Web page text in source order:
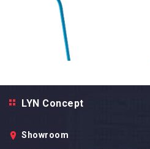
LYN Concept
Showroom